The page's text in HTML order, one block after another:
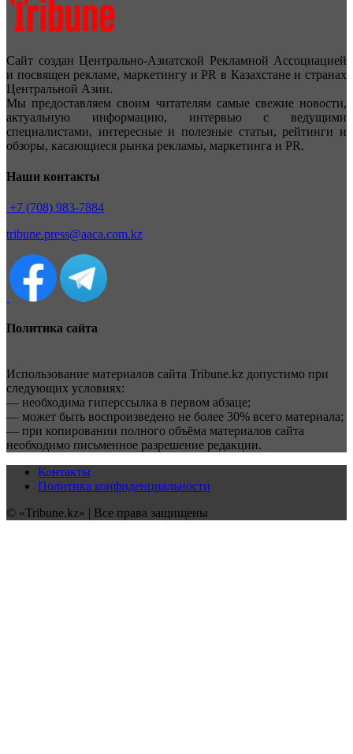
Сайт создан Центрально-Азиатской Рекламной Ассоциацией
и посвящен рекламе, маркетингу и PR в Казахстане и странах
Центральной Азии.
Мы предоставляем своим читателям самые свежие новости,
актуальную информацию, интервью с ведущими
специалистами, интересные и полезные статьи, рейтинги и
обзоры, касающиеся рынка рекламы, маркетинга и PR.
Наши контакты
+7 (708) 983-7884
tribune.press@aaca.com.kz
Политика сайта
Использование материалов сайта Tribune.kz допустимо при
следующих условиях:
— необходима гиперссылка в первом абзаце;
— может быть воспроизведено не более 30% всего материала;
— при копировании полного объёма материалов сайта
необходимо письменное разрешение редакции.
Контакты
Политика конфиденциальности
© «Tribune.kz» | Все права защищены